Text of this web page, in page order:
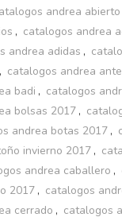
andrea abierto
, catalogos andrea
andrea adidas ,
, catalogos andrea
badi , catalogos
bolsas 2017 ,
andrea botas 2017 ,
invierno 2017 ,
andrea caballero ,
2017 , catalogos
cerrado , catalogos